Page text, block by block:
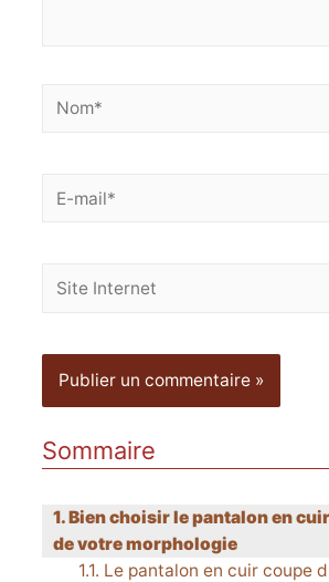
Nom*
E-
Site
Sommaire
Bien choisir le pantalon en
de votre morphologie
Le pantalon en cuir coupe